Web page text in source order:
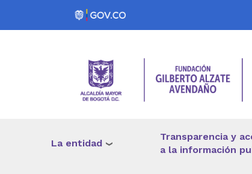
Pasar al contenido principal
La entidad
Transparencia y
a la información